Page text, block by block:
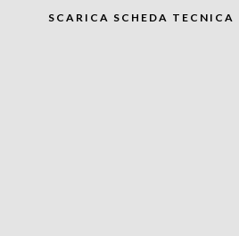
SCARICA SCHEDA TECNICA